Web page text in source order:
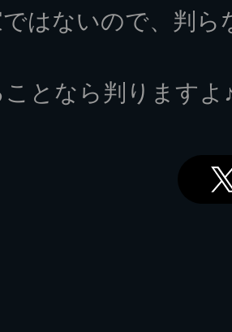
はないので、判
となら判りますよ